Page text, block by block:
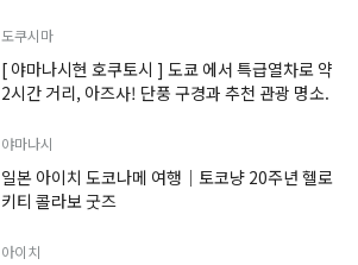
도쿠시마
[ 야마나시현 호쿠토시 ] 도쿄 에서 특급열차로 약
2시간 거리, 아즈사! 단풍 구경과 추천 관광 명소.
야마나시
일본 아이치 도코나메 여행｜토코냥 20주년 헬로
키티 콜라보 굿즈
아이치